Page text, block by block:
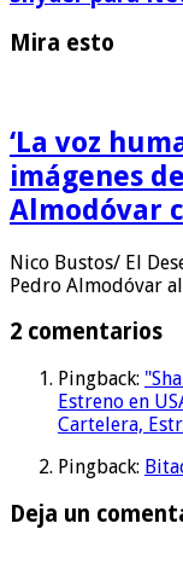
Mira esto
‘La voz
imágenes
Almodóvar
Nico Bustos/ El
Pedro Almodóvar
2 comentarios
Pingback:
Estreno en
Cartelera,
Pingback:
Deja un